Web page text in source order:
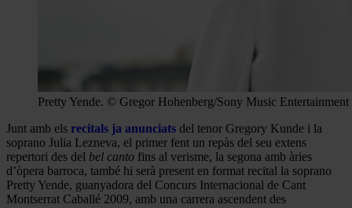
Pretty Yende. © Gregor Hohenberg/Sony Music Entertainment
Junt amb els recitals ja anunciats del tenor Gregory Kunde i la
soprano Julia Lezneva, el primer fent un repàs del seu extens
repertori des del bel canto fins al verisme, la segona amb àries
d’òpera barroca, també hi serà present en format recital la soprano
Pretty Yende, guanyadora del Concurs Internacional de Cant
Montserrat Caballé 2009, amb una carrera ascendent des